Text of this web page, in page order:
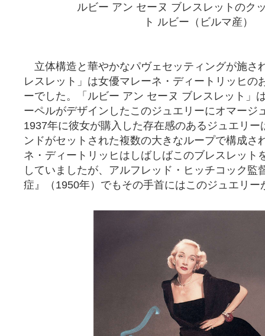
ルビー アン セーヌ ブレスレットのク
ト ルビー（ビルマ産）
立体構造と華やかなパヴェセッティングが施さ
レスレット」は女優マレーネ・ディートリッヒの
ーでした。「ルビー アン セーヌ ブレスレット」
ーペルがデザインしたこのジュエリーにオマージ
1937年に彼女が購入した存在感のあるジュエリー
ンドがセットされた複数の大きなループで構成さ
ネ・ディートリッヒはしばしばこのブレスレット
していましたが、アルフレッド・ヒッチコック監
症』（1950年）でもその手首にはこのジュエリー